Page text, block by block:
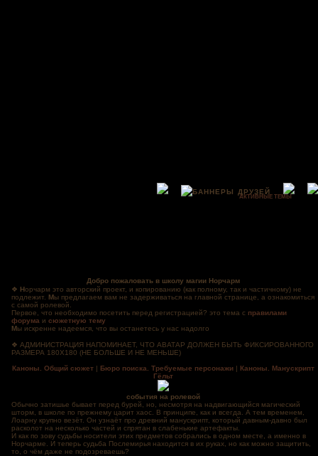
АКТИВНЫЕ ТЕМЫ
Добро пожаловать в школу магии Норчарм
❖Норчарм это авторский проект, и копированию (как полному, так и частичному) не
подлежит.Мы предлагаем вам не задерживаться на главной странице, а ознакомиться
с самой ролевой.
Первое, что необходимо посетить перед регистрацией? это тема с правилами
форума исюжетную тему
Мы искренне надеемся, что вы останетесь у нас надолго
❖ АДМИНИСТРАЦИЯ НАПОМИНАЕТ, ЧТО АВАТАР ДОЛЖЕН БЫТЬ ФИКСИРОВАННОГО
РАЗМЕРА 180Х180 (НЕ БОЛЬШЕ И НЕ МЕНЬШЕ)
Каноны. Общий сюжет| Бюро поиска. Требуемые персонажи| Каноны. Манускрипт
Гёльт
события на ролевой
Обычно затишье бывает перед бурей, но, несмотря на надвигающийся магический
шторм, в школе по прежнему царит хаос. В принципе, как и всегда. А тем временем,
Лоарну крупно везёт. Он узнаёт про древний манускрипт, который давным-давно был
расколот на несколько частей и спрятан в слабенькие артефакты.
И как по зову судьбы носители этих предметов собрались в одном месте, а именно в
Норчарме. И теперь судьба Послемирья находится в их руках, но как можно защитить,
то, о чём даже не подозреваешь?